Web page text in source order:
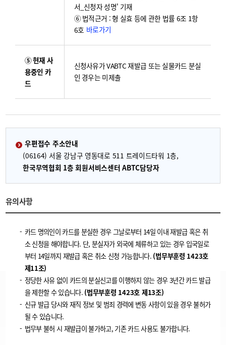
서_신청자 성명' 기재
⑥ 법적근거 : 형 실효 등에 관한 법률 6조 1항
6호 바로가기
⑤ 현재 사
용중인 카
드
신청사유가 VABTC 재발급 또는 실물카드 분실
인 경우는 미제출
우편접수 주소안내
(06164) 서울 강남구 영동대로 511 트레이드타워 1층,
한국무역협회 1층 회원서비스센터 ABTC담당자
유의사항
카드 명의인이 카드를 분실한 경우 그날로부터 14일 이내 재발급 혹은 취
소 신청을 해야합니다. 단, 분실자가 외국에 체류하고 있는 경우 입국일로
부터 14일까지 재발급 혹은 취소 신청 가능합니다. (법무부훈령 1423호
제11조)
정당한 사유 없이 카드의 분실신고를 이행하지 않는 경우 3년간 카드 발급
을 제한할 수 있습니다. (법무부훈령 1423호 제13조)
신규 발급 당시와 재직 정보 및 범죄 경력에 변동 사항이 있을 경우 불허가
될 수 있습니다.
법무부 불허 시 재발급이 불가하고, 기존 카드 사용도 불가합니다.